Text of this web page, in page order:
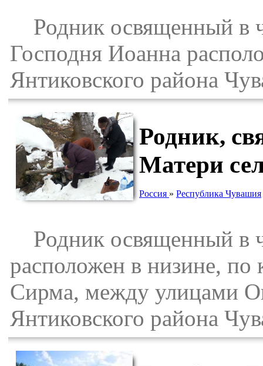
Родник освященный в
Господня Иоанна
Янтиковского района
Родник,
Матери
Россия » Республика Чувашия
Родник освященный в
расположен в низине, по
Сирма, между улицами
Янтиковского района